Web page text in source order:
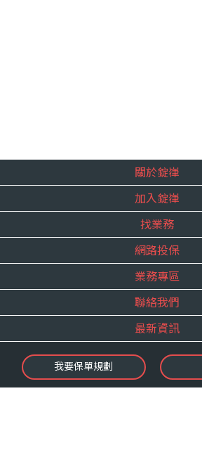
關於錠嵂
企業資訊
重要事跡
得獎紀錄
服務宣言
合作夥伴
加入錠嵂
內勤招聘
精英招募
年度增員計畫
找業務
網路投保
業務專區
E 線資源網
聯絡我們
最新資訊
最新消息
錠嵂焦點
我要保單規劃